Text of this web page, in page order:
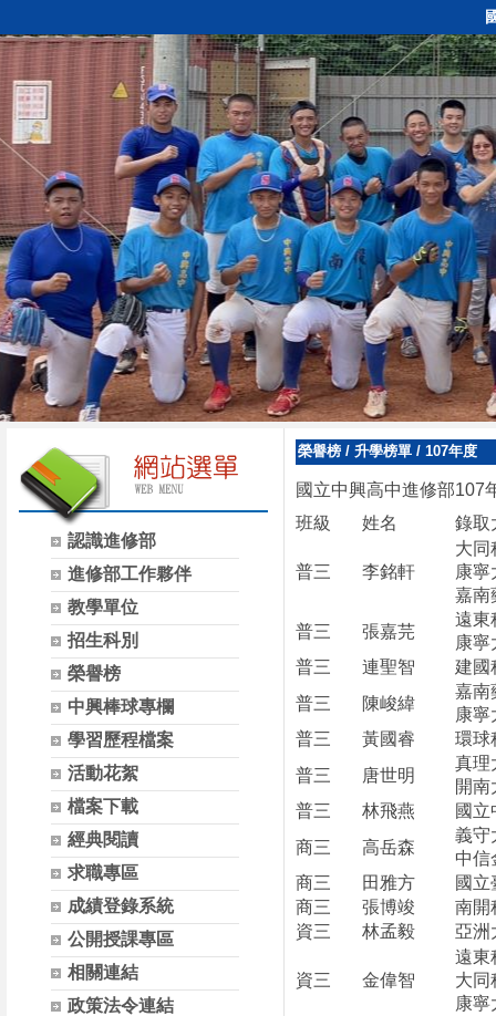
認識進修部
進修部工作夥伴
教學單位
招生科別
榮譽榜
中興棒球專欄
學習歷程檔案
活動花絮
檔案下載
經典閱讀
求職專區
成績登錄系統
公開授課專區
相關連結
政策法令連結
榮譽榜 / 升學榜單 / 107年度
國立中興高中進修部107
班級
姓名 錄取
普三 李銘軒
大同
康寧
嘉南
普三
張嘉芫
遠東
康
普三
連聖智
建國
普三
陳峻緯
嘉南
康寧
普三
黃國睿
環球
普三
唐世明
真理
開南
普三
林飛燕
國立
商三
高岳森
義守
中信
商三
田雅方
國立
商三
張博竣
南開
資三
林孟毅 亞洲
資三 金偉智
遠東
大同
康寧